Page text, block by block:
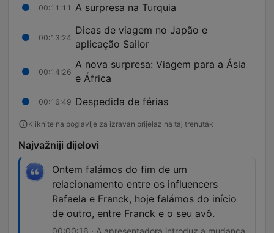
00:11:11 A surpresa na Turquia
00:13:24
Dicas de viagem no Japão e
aplicação Sailor
00:14:26
A nova surpresa: Viagem para a Ásia
e África
00:16:49 Despedida de férias
Kliknite na poglavlje za izravan prijelaz na taj trenutak
Najvažniji dijelovi
Ontem falámos do fim de um
relacionamento entre os influencers
Rafaela e Franck, hoje falámos do início
de outro, entre Franck e o seu avô.